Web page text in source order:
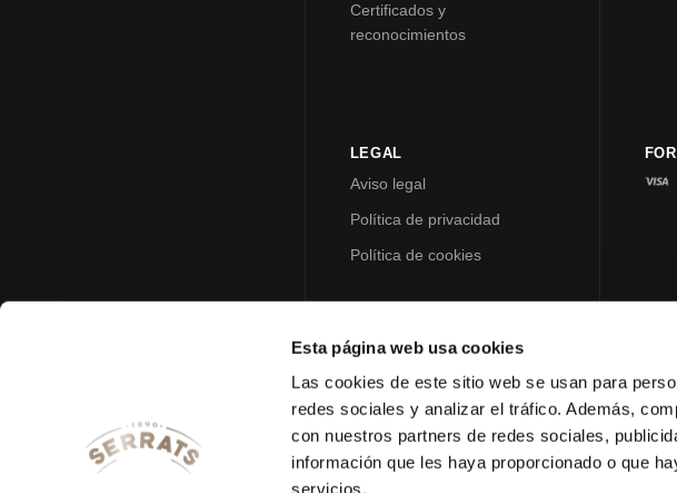
Esta página web usa cookies
Las cookies de este sitio web se usan para
redes sociales y analizar el tráfico. Además,
con nuestros partners de redes sociales,
información que les haya proporcionado o que
servicios.
Certificados y
reconocimientos
LEGAL
Aviso legal
Política de privacidad
Política de cookies